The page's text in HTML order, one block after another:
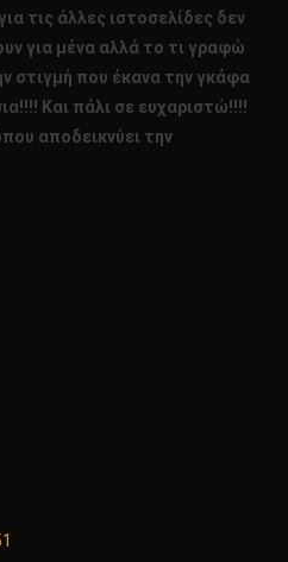
τις άλλες ιστοσελίδες δεν
για μένα αλλά το τι γραφώ
στιγμή που έκανα την γκάφα
Και πάλι σε ευχαριστώ!!!!
αποδεικνύει την